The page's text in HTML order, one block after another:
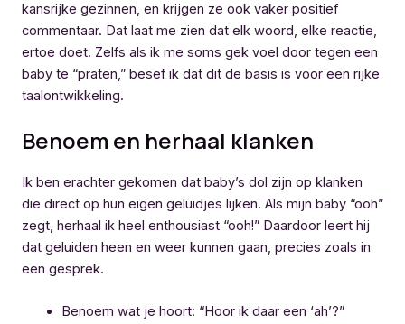
kansrijke gezinnen, en krijgen ze ook vaker positief
commentaar. Dat laat me zien dat elk woord, elke reactie,
ertoe doet. Zelfs als ik me soms gek voel door tegen een
baby te “praten,” besef ik dat dit de basis is voor een rijke
taalontwikkeling.
Benoem en herhaal klanken
Ik ben erachter gekomen dat baby’s dol zijn op klanken
die direct op hun eigen geluidjes lijken. Als mijn baby “ooh”
zegt, herhaal ik heel enthousiast “ooh!” Daardoor leert hij
dat geluiden heen en weer kunnen gaan, precies zoals in
een gesprek.
Benoem wat je hoort: “Hoor ik daar een ‘ah’?”